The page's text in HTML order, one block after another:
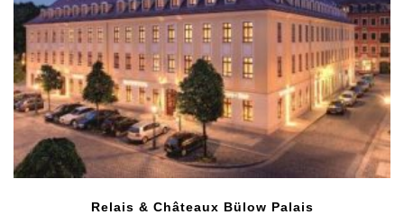
Relais & Châteaux Bülow Palais